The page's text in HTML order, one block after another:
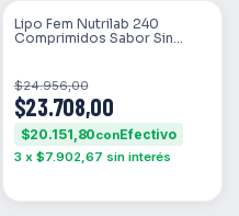
SIN STOCK
Lipo Fem Nutrilab 240
Comprimidos Sabor Sin
$23.708,00
$24.956,00
$20.151,80con
3 x $7.902,67 sin interés